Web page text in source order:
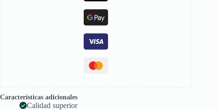
Características adicionales
Calidad superior